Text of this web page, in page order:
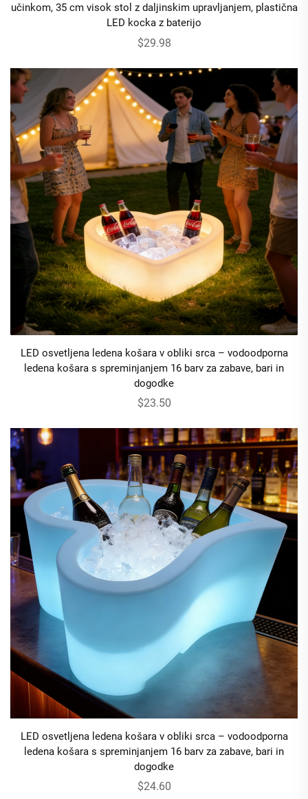
učinkom, 35 cm visok stol z daljinskim upravljanjem, plastična
LED kocka z baterijo
$29.98
LED osvetljena ledena košara v obliki srca – vodoodporna
ledena košara s spreminjanjem 16 barv za zabave, bari in
dogodke
$23.50
LED osvetljena ledena košara v obliki srca – vodoodporna
ledena košara s spreminjanjem 16 barv za zabave, bari in
dogodke
$24.60